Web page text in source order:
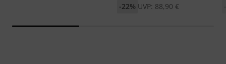
UVP: 88,90 €
-22%